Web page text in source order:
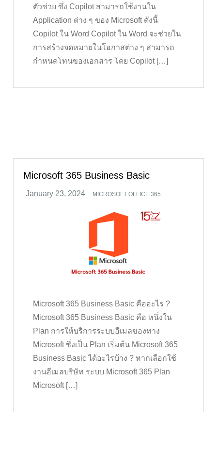
ตัวช่วย ซึ่ง Copilot สามารถใช้งานใน
Application ต่าง ๆ ของ Microsoft ดังนี้
Copilot ใน Word Copilot ใน Word จะช่วยใน
การสร้างจดหมายในโอกาสต่าง ๆ สามารถ
กำหนดโทนของเอกสาร โดย Copilot […]
Microsoft 365 Business Basic
MICROSOFT OFFICE 365
Microsoft 365 Business Basic คืออะไร ?
Microsoft 365 Business Basic คือ หนึ่งใน
Plan การให้บริการระบบอีเมลของทาง
Microsoft ซึ่งเป็น Plan เริ่มต้น Microsoft 365
Business Basic ได้อะไรบ้าง ? หากเลือกใช้
งานอีเมลบริษัท ระบบ Microsoft 365 Plan
Microsoft […]